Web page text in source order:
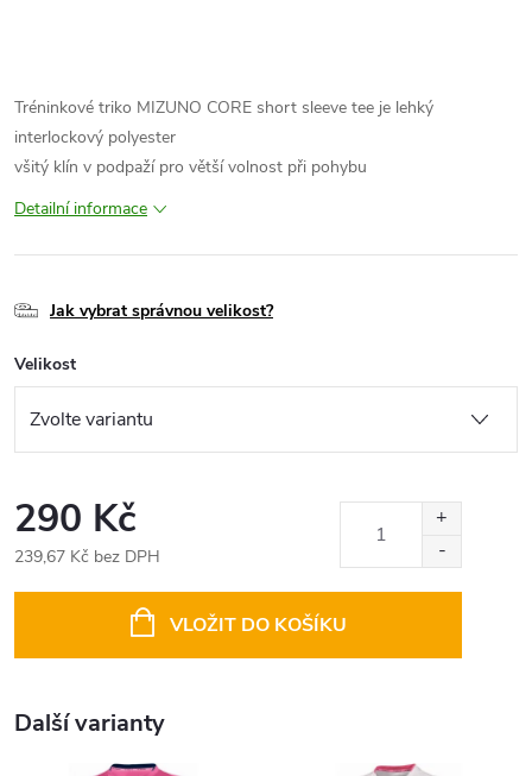
Tréninkové triko MIZUNO CORE short sleeve tee je lehký
interlockový polyester
všitý klín v podpaží pro větší volnost při pohybu
Detailní informace
Jak vybrat správnou velikost?
Velikost
290 Kč
239,67 Kč bez DPH
VLOŽIT DO KOŠÍKU
Další varianty